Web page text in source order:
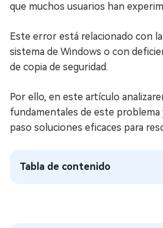
que muchos usuarios han
Este error está relacionado con
sistema de Windows o con
de copia de seguridad.
Por ello, en este artículo
fundamentales de este problema
paso soluciones eficaces para
Tabla de contenido